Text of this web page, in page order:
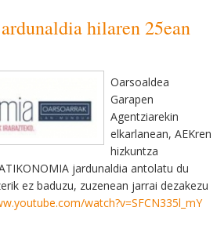
hilaren 25ean
Oarsoaldea
Garapen
Agentziarekin
elkarlanean, AEKren
hizkuntza
jardunaldia antolatu du
ez baduzu, zuzenean jarrai dezakezu
watch?v=SFCN335l_mY